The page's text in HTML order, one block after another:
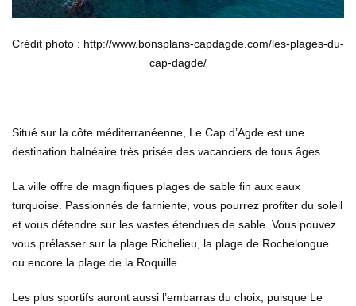
Crédit photo : http://www.bonsplans-capdagde.com/les-plages-du-
cap-dagde/
Situé sur la côte méditerranéenne, Le Cap d’Agde est une
destination balnéaire très prisée des vacanciers de tous âges.
La ville offre de magnifiques plages de sable fin aux eaux
turquoise. Passionnés de farniente, vous pourrez profiter du soleil
et vous détendre sur les vastes étendues de sable. Vous pouvez
vous prélasser sur la plage Richelieu, la plage de Rochelongue
ou encore la plage de la Roquille.
Les plus sportifs auront aussi l’embarras du choix, puisque Le